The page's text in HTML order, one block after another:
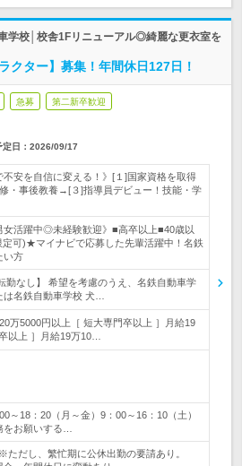
学校│校舎1Fリニューアル◎綺麗な更衣室を
クター】募集！年間休日127日！
急募 第二新卒歓迎
日： 2026/09/17
不安を自信に変える！》[１]国家資格を取得
・事後教養→[３]指導員デビュー！技能・学
女活躍中◎未経験歓迎》■高卒以上■40歳以
可)★マイナビで応募した先輩活躍中！名鉄
い方
勤なし】 希望を考慮のうえ、名鉄自動車学
名鉄自動車学校 犬…
万5000円以上［ 短大専門卒以上 ］月給19
以上 ］月給19万10…
～18：20（月～金）9：00～16：10（土）
お願いする…
だし、繁忙期に公休出勤の要請あり。